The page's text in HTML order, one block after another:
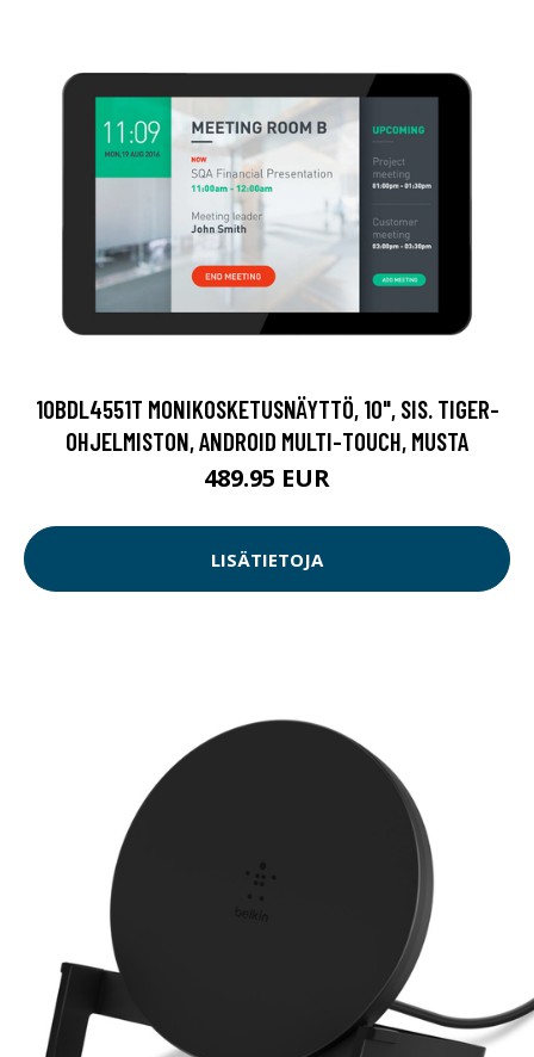
10BDL4551T MONIKOSKETUSNÄYTTÖ, 10", SIS. TIGER-
OHJELMISTON, ANDROID MULTI-TOUCH, MUSTA
489.95 EUR
LISÄTIETOJA